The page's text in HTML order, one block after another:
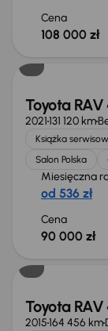
Cena
108 000 zł
Toyota RAV
2021131 120 km
Książka
Salon Polska
Miesięczna
od 536 zł
Cena
90 000 zł
Toyota RAV
2015164 456 km